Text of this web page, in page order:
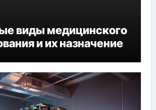
виды медицинского
и их назначение